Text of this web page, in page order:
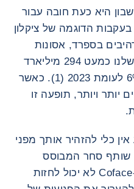
היא כעת חובה עבור
הדוגמה של ציקלון
בספרד, אסונות
טבע צפויים לעלות לכלכלות שלנו כמעט 294 מיליארד
יורו בשנת 2024, עלייה של 6% לעומת 2023 (1). כאשר
יותר ויותר, תופעה זו
כלי להזהיר אותך מפני
שותף סחר המבוסס
בגיאוגרפיה אחרת. למרות ש-Coface לא יכול לחזות